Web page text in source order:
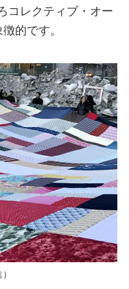
コレクティブ・オー
的です。